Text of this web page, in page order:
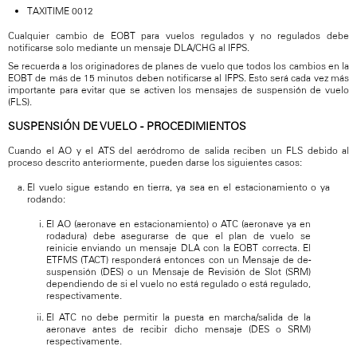
TAXITIME 0012
Cualquier cambio de EOBT para vuelos regulados y no regulados debe
notificarse solo mediante un mensaje DLA/CHG al IFPS.
Se recuerda a los originadores de planes de vuelo que todos los cambios en la
EOBT de más de 15 minutos deben notificarse al IFPS. Esto será cada vez más
importante para evitar que se activen los mensajes de suspensión de vuelo
(FLS).
SUSPENSIÓN DE VUELO - PROCEDIMIENTOS
Cuando el AO y el ATS del aeródromo de salida reciben un FLS debido al
proceso descrito anteriormente, pueden darse los siguientes casos:
El vuelo sigue estando en tierra, ya sea en el estacionamiento o ya
rodando:
El AO (aeronave en estacionamiento) o ATC (aeronave ya en
rodadura) debe asegurarse de que el plan de vuelo se
reinicie enviando un mensaje DLA con la EOBT correcta. El
ETFMS (TACT) responderá entonces con un Mensaje de de-
suspensión (DES) o un Mensaje de Revisión de Slot (SRM)
dependiendo de si el vuelo no está regulado o está regulado,
respectivamente.
El ATC no debe permitir la puesta en marcha/salida de la
aeronave antes de recibir dicho mensaje (DES o SRM)
respectivamente.